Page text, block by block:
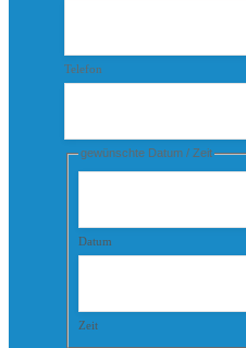
Telefon
gewünschte Datum / Zeit
Datum
Zeit